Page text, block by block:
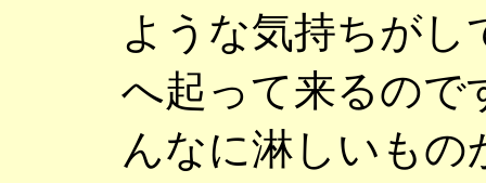
ような気持ちがし
へ起って来るので
んなに淋しいもの